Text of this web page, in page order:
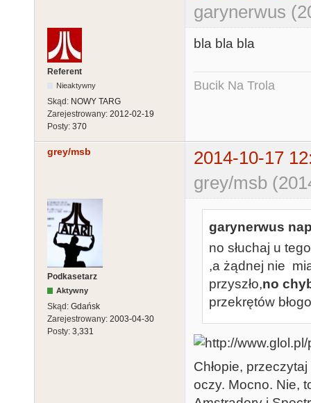
garynerwus
Referent
Nieaktywny
Skąd: NOWY TARG
Zarejestrowany: 2012-02-19
Posty: 370
bla bla bla
Bucik Na Trola
grey/msb
2014-10-17
grey/msb
Podkasetarz
Aktywny
Skąd: Gdańsk
Zarejestrowany: 2003-04-30
Posty: 3,331
garynerwus
no słuchaj u
,a żądnej nie
przyszło,no
przekrętów
Chłopie,
oczy. Mocno. Nie,